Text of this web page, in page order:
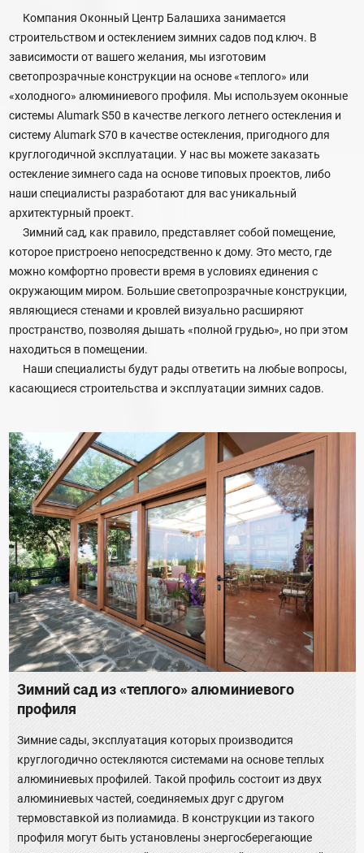
Компания Оконный Центр Балашиха занимается
строительством и остеклением зимних садов под ключ. В
зависимости от вашего желания, мы изготовим
светопрозрачные конструкции на основе «теплого» или
«холодного» алюминиевого профиля. Мы используем оконные
системы Alumark S50 в качестве легкого летнего остекления и
систему Alumark S70 в качестве остекления, пригодного для
круглогодичной эксплуатации. У нас вы можете заказать
остекление зимнего сада на основе типовых проектов, либо
наши специалисты разработают для вас уникальный
архитектурный проект.
Зимний сад, как правило, представляет собой помещение,
которое пристроено непосредственно к дому. Это место, где
можно комфортно провести время в условиях единения с
окружающим миром. Большие светопрозрачные конструкции,
являющиеся стенами и кровлей визуально расширяют
пространство, позволяя дышать «полной грудью», но при этом
находиться в помещении.
Наши специалисты будут рады ответить на любые вопросы,
касающиеся строительства и эксплуатации зимних садов.
Зимний сад из «теплого» алюминиевого
профиля
Зимние сады, эксплуатация которых производится
круглогодично остекляются системами на основе теплых
алюминиевых профилей. Такой профиль состоит из двух
алюминиевых частей, соединяемых друг с другом
термовставкой из полиамида. В конструкции из такого
профиля могут быть установлены энергосберегающие